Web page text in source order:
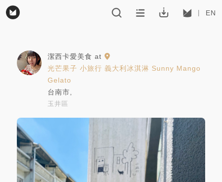
EN
潔西卡愛美食 at
光芒果子 小旅行 義大利冰淇淋 Sunny Mango
Gelato
台南市
玉井區